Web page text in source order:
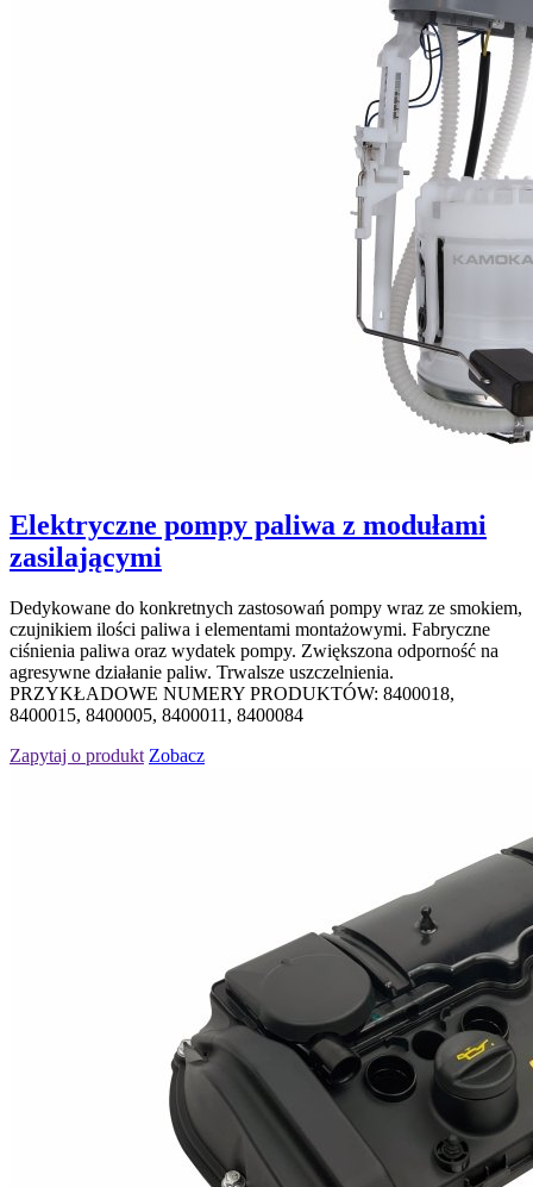
Elektryczne pompy paliwa z modułami
zasilającymi
Dedykowane do konkretnych zastosowań pompy wraz ze smokiem,
czujnikiem ilości paliwa i elementami montażowymi. Fabryczne
ciśnienia paliwa oraz wydatek pompy. Zwiększona odporność na
agresywne działanie paliw. Trwalsze uszczelnienia.
PRZYKŁADOWE NUMERY PRODUKTÓW: 8400018,
8400015, 8400005, 8400011, 8400084
Zapytaj o produkt Zobacz